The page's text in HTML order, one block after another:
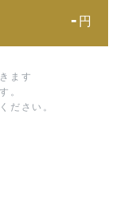
- 円
ます
。
ださい。